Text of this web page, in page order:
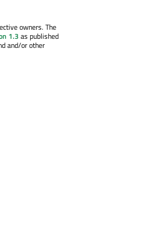
owners. The
1.3 as published
and/or other